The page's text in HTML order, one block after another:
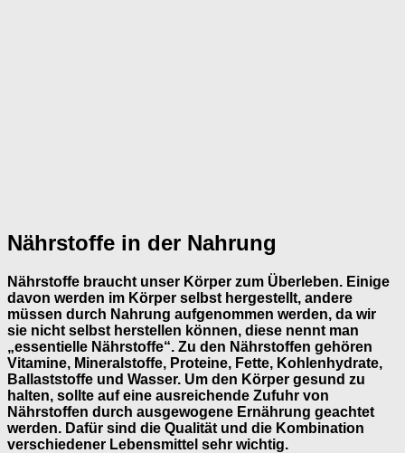
Nährstoffe in der Nahrung
Nährstoffe braucht unser Körper zum Überleben. Einige
davon werden im Körper selbst hergestellt, andere
müssen durch Nahrung aufgenommen werden, da wir
sie nicht selbst herstellen können, diese nennt man
„essentielle Nährstoffe“. Zu den Nährstoffen gehören
Vitamine, Mineralstoffe, Proteine, Fette, Kohlenhydrate,
Ballaststoffe und Wasser. Um den Körper gesund zu
halten, sollte auf eine ausreichende Zufuhr von
Nährstoffen durch ausgewogene Ernährung geachtet
werden. Dafür sind die Qualität und die Kombination
verschiedener Lebensmittel sehr wichtig.